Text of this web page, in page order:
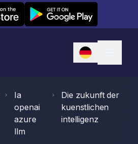
Leexi on Android
Ia
openai
azure
llm
Die zukunft der
kuenstlichen
intelligenz